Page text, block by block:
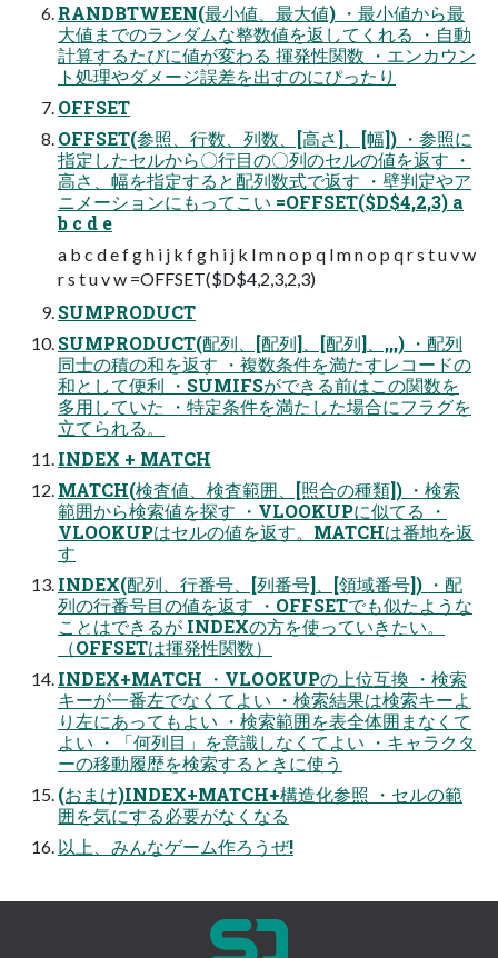
RANDBTWEEN(最小値、最大値) ・最小値から最
大値までのランダムな整数値を返してくれる ・自動
計算するたびに値が変わる 揮発性関数 ・エンカウン
ト処理やダメージ誤差を出すのにぴったり
OFFSET
OFFSET(参照、行数、列数、[高さ]、[幅]) ・参照に
指定したセルから〇行目の〇列のセルの値を返す ・
高さ、幅を指定すると配列数式で返す ・壁判定やア
ニメーションにもってこい =OFFSET($D$4,2,3) a
b c d e
a b c d e f g h i j k f g h i j k l m n o p q l m n o p q r s t u v w
r s t u v w =OFFSET($D$4,2,3,2,3)
SUMPRODUCT
SUMPRODUCT(配列、[配列]、[配列]、,,,) ・配列
同士の積の和を返す ・複数条件を満たすレコードの
和として便利 ・SUMIFSができる前はこの関数を
多用していた ・特定条件を満たした場合にフラグを
立てられる。
INDEX + MATCH
MATCH(検査値、検査範囲、[照合の種類]) ・検索
範囲から検索値を探す ・VLOOKUPに似てる ・
VLOOKUPはセルの値を返す。MATCHは番地を返
す
INDEX(配列、行番号、[列番号]、[領域番号]) ・配
列の行番号目の値を返す ・OFFSETでも似たような
ことはできるが INDEXの方を使っていきたい。
（OFFSETは揮発性関数）
INDEX+MATCH ・VLOOKUPの上位互換 ・検索
キーが一番左でなくてよい ・検索結果は検索キーよ
り左にあってもよい ・検索範囲を表全体囲まなくて
よい ・「何列目」を意識しなくてよい ・キャラクタ
ーの移動履歴を検索するときに使う
(おまけ)INDEX+MATCH+構造化参照 ・セルの範
囲を気にする必要がなくなる
以上、みんなゲーム作ろうぜ!